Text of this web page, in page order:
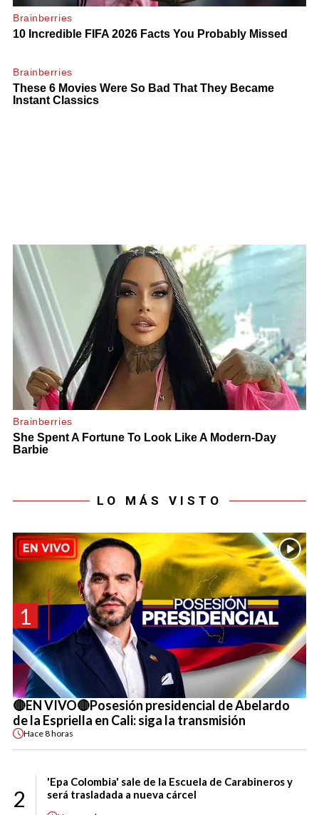
LO MÁS VISTO
1
🔴EN VIVO🔴Posesión presidencial de Abelardo
de la Espriella en Cali: siga la transmisión
Hace8 horas
2
'Epa Colombia' sale de la Escuela de Carabineros y
será trasladada a nueva cárcel